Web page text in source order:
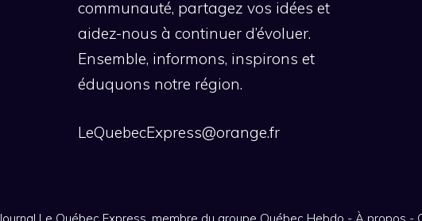
communauté, partagez vos idées et
aidez-nous à continuer d’évoluer.
Ensemble, informons, inspirons et
éduquons notre région.
LeQuebecExpress@orange.fr
Journal Le Québec Express, membre du groupe Québec Hebdo - À propos -